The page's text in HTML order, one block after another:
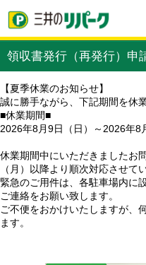
領収書発行（再発行）申
【夏季休業のお知らせ】
誠に勝手ながら、下記期間を休
■休業期間■
2026年8月9日（日）～2026年8
休業期間中にいただきましたお
（月）以降より順次対応させ
緊急のご用件は、各駐車場内に
ご連絡をお願い致します。
ご不便をおかけいたしますが、
ます。